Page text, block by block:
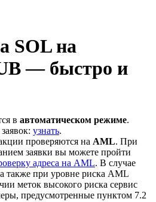
SOL на
— быстро и
в автоматическом режиме.
узнать.
проверяются на AML. При
заявки вы можете пройти
адреса на AML. В случае
также при уровне риска AML
меток высокого риска сервис
предусмотренные пунктом 7.2